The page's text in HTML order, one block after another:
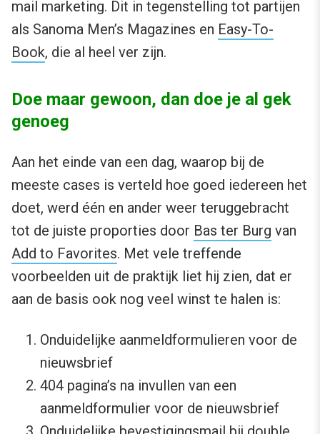
mail marketing. Dit in tegenstelling tot partijen
als Sanoma Men’s Magazines en Easy-To-
Book, die al heel ver zijn.
Doe maar gewoon, dan doe je al gek
genoeg
Aan het einde van een dag, waarop bij de
meeste cases is verteld hoe goed iedereen het
doet, werd één en ander weer teruggebracht
tot de juiste proporties door Bas ter Burg van
Add to Favorites. Met vele treffende
voorbeelden uit de praktijk liet hij zien, dat er
aan de basis ook nog veel winst te halen is:
Onduidelijke aanmeldformulieren voor de
nieuwsbrief
404 pagina’s na invullen van een
aanmeldformulier voor de nieuwsbrief